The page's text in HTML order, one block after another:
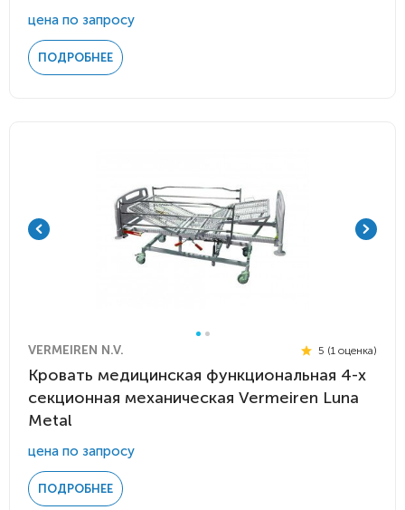
цена по запросу
ПОДРОБНЕЕ
VERMEIREN N.V. 5 (1 оценка)
Кровать медицинская функциональная 4-х
секционная механическая Vermeiren Luna
Metal
цена по запросу
ПОДРОБНЕЕ